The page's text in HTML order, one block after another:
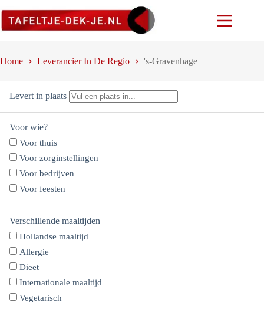
naar
Home Leverancier In De Regio 's-Gravenhage
Levert in plaats
Voor wie?
Voor thuis
Voor zorginstellingen
Voor bedrijven
Voor feesten
Verschillende maaltijden
Hollandse maaltijd
Allergie
Dieet
Internationale maaltijd
Vegetarisch